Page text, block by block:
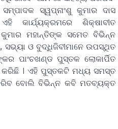
ସ୍ୱପ୍ନାଂଶୁ କୁମାର ଦାସ
କାର୍ଯ୍ୟକ୍ରମରେ ଶିକ୍ଷାବୀତ
ମହାନ୍ତିଙ୍କ ସମେତ ବିଭିନ୍ନ
ସଭ୍ୟା ଓ ବୁଦ୍ଧିଜିବୀମାନେ ଉପସ୍ଥିତ
ପାଂଚଖଣ୍ଡ ପୁସ୍ତକ ଲୋକାର୍ପିତ
। ଏହି ପୁସ୍ତକଟି ମଧ୍ୟ ସମସ୍ତ
ବୋଲି ବିଭିନ୍ନ କବି ମତବ୍ୟକ୍ତ